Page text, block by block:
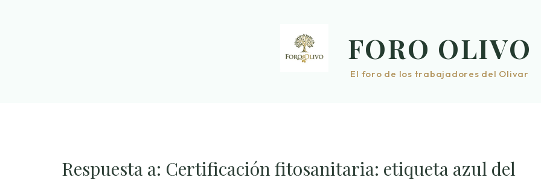
FORO OLIVO
El foro de los trabajadores del Olivar
Respuesta a: Certificación fitosanitaria: etiqueta azul del